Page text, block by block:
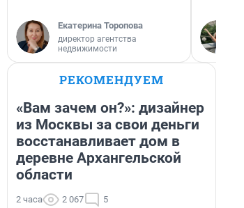
Екатерина Торопова
директор агентства
недвижимости
РЕКОМЕНДУЕМ
«Вам зачем он?»: дизайнер
из Москвы за свои деньги
восстанавливает дом в
деревне Архангельской
области
2 часа 2 067 5